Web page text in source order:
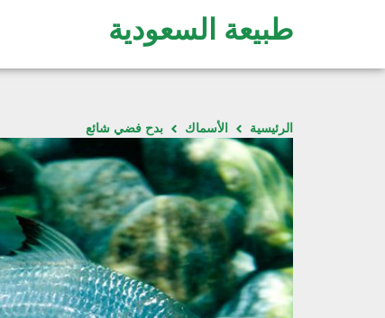
طبيعة السعودية
الرئيسية الأسماك بدح فضي شائع